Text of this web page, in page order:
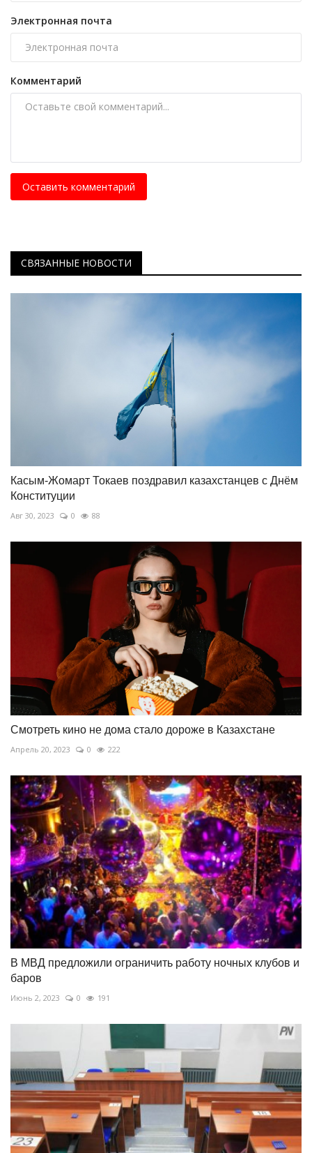
Электронная почта
Комментарий
Оставить комментарий
СВЯЗАННЫЕ НОВОСТИ
Касым-Жомарт Токаев поздравил казахстанцев с Днём
Конституции
Авг 30, 2023 0 88
Смотреть кино не дома стало дороже в Казахстане
Апрель 20, 2023 0 222
В МВД предложили ограничить работу ночных клубов и
баров
Июнь 2, 2023 0 191